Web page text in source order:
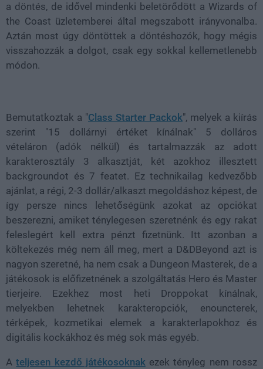
a döntés, de idővel mindenki beletörődött a Wizards of
the Coast üzletemberei által megszabott irányvonalba.
Aztán most úgy döntöttek a döntéshozók, hogy mégis
visszahozzák a dolgot, csak egy sokkal kellemetlenebb
módon.
Bemutatkoztak a "Class Starter Packok", melyek a kiírás
szerint "15 dollárnyi értéket kínálnak" 5 dolláros
vételáron (adók nélkül) és tartalmazzák az adott
karakterosztály 3 alkasztját, két azokhoz illesztett
backgroundot és 7 featet. Ez technikailag kedvezőbb
ajánlat, a régi, 2-3 dollár/alkaszt megoldáshoz képest, de
így persze nincs lehetőségünk azokat az opciókat
beszerezni, amiket ténylegesen szeretnénk és egy rakat
feleslegért kell extra pénzt fizetnünk. Itt azonban a
költekezés még nem áll meg, mert a D&DBeyond azt is
nagyon szeretné, ha nem csak a Dungeon Masterek, de a
játékosok is előfizetnének a szolgáltatás Hero és Master
tierjeire. Ezekhez most heti Droppokat kínálnak,
melyekben lehetnek karakteropciók, enouncterek,
térképek, kozmetikai elemek a karakterlapokhoz és
digitális kockákhoz és még sok más egyéb.
Ateljesen kezdő játékosoknakezek tényleg nem rossz